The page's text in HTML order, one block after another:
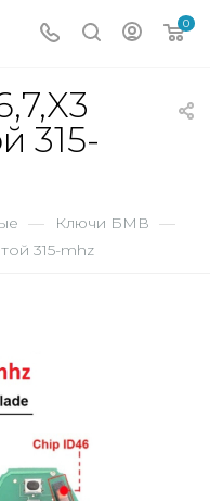
0
315-
— Ключи БМВ —
315-mhz